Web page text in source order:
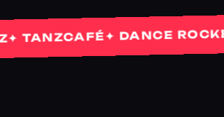
✦ DANCE ROCKETS✦